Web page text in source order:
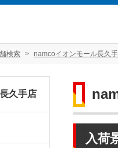
検索 namcoイオンモール長久
入荷
久手店